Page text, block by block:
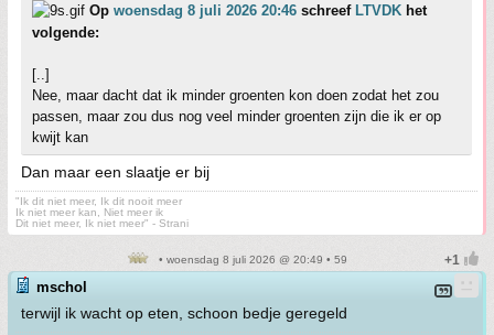
Op woensdag 8 juli 2026 20:46 schreef LTVDK het
volgende:
[..]
Nee, maar dacht dat ik minder groenten kon doen zodat het zou
passen, maar zou dus nog veel minder groenten zijn die ik er op
kwijt kan
Dan maar een slaatje er bij
"Ik dit niet meer, Ik dit nooit meer
Ik niet meer kan, Niet meer ik
Dit niet meer, Ik niet meer" - Strani
• woensdag 8 juli 2026 @ 20:49 • 59
mschol
terwijl ik wacht op eten, schoon bedje geregeld